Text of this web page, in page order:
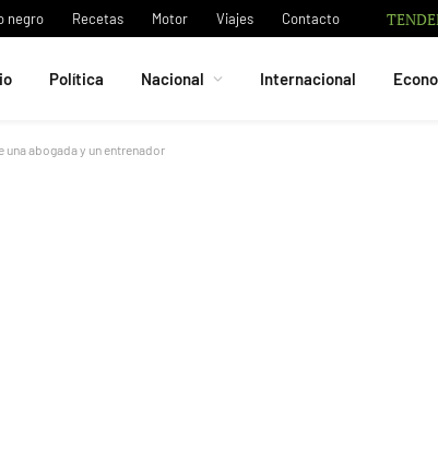
negro Recetas Motor Viajes Contacto
Política Nacional Internacional
abogada y un entrenador